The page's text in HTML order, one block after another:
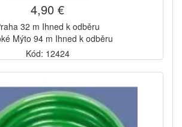
4,90 €
32 m Ihned k odběru
Mýto 94 m Ihned k odběru
Kód: 12424